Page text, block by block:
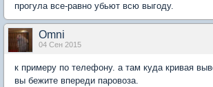
прогула все-равно убьют всю выгоду.
Omni
04 Сен 2015
к примеру по телефону. а там куда кривая
вы бежите впереди паровоза.